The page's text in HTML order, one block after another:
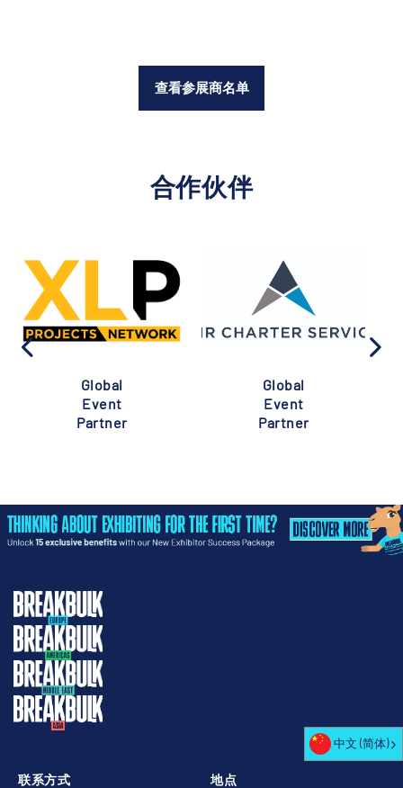
查看参展商名单
合作伙伴
Global
Event
Partner
Global
Event
Partner
地点
联系方式
中文 (简体)